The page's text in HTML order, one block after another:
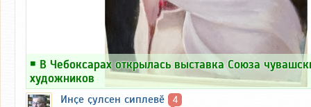
￭ В Чебоксарах открылась выставка Союза
художников
Инҫе ҫулсен сиплевӗ 4